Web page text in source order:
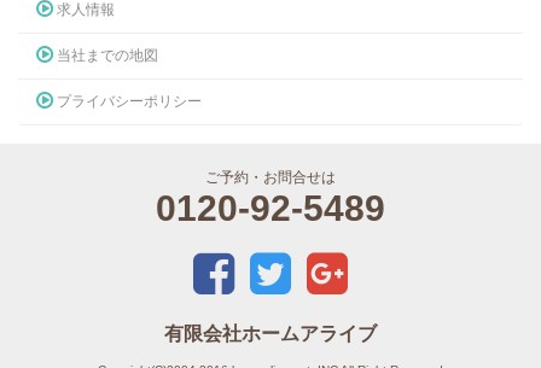
求人情報
当社までの地図
プライバシーポリシー
ご予約・お問合せは
0120-92-5489
有限会社ホームアライブ